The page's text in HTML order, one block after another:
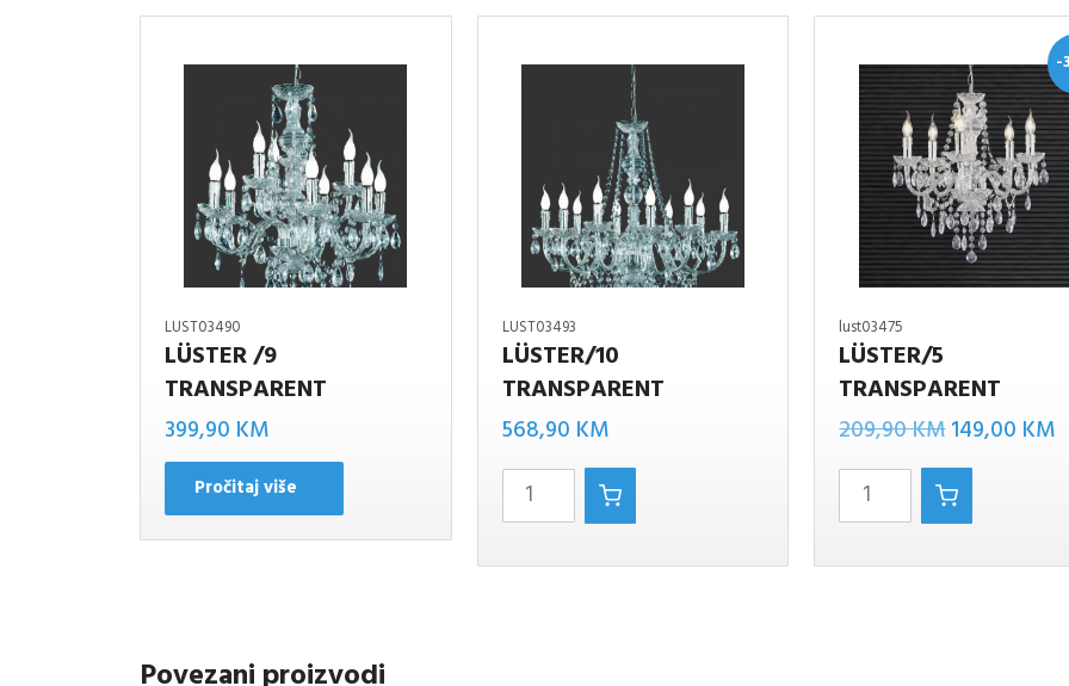
LUST03490
LÜSTER /9
TRANSPARENT
399,90 KM
Pročitaj više
LUST03493
LÜSTER/10
TRANSPARENT
568,90 KM
LüSTER/10
transparent
-
lust03475
LÜSTER/5
TRANSPARENT
209,90KMIzvorna
cijena
bila
209,90 KM.
149,00 KM
LüSTER/5
TRANSPARENT